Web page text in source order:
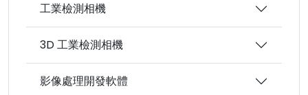
工業檢測相機
3D 工業檢測相機
影像處理開發軟體